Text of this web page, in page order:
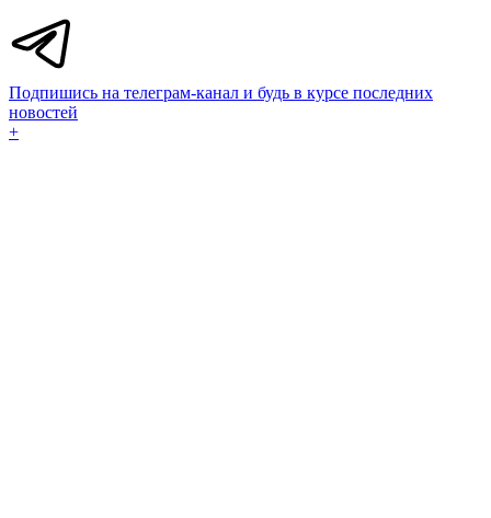
Подпишись на телеграм-канал и будь в курсе последних
новостей
+